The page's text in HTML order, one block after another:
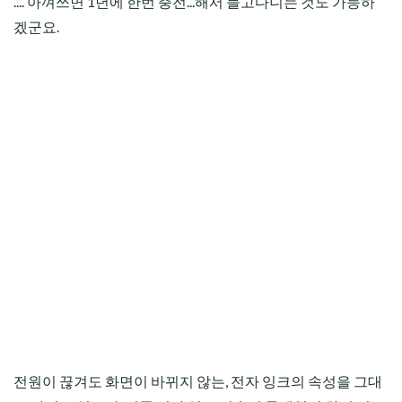
겠군요.
전원이 끊겨도 화면이 바뀌지 않는, 전자 잉크의 속성을 그대